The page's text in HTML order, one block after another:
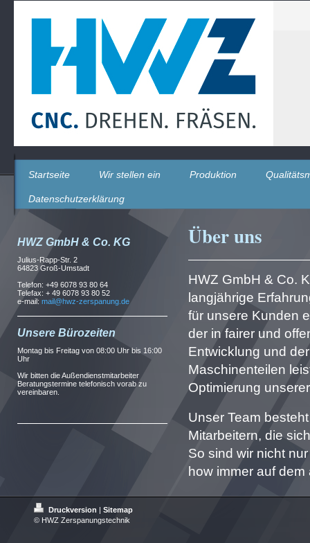
Startseite Wir stellen ein Produktion
Datenschutzerklärung
Über uns
HWZ GmbH & Co.
langjährige
für unsere Kunden
der in fairer und
Entwicklung und
Maschinenteilen
Optimierung
Unser Team
Mitarbeitern, die
So sind wir nicht
how immer auf
HWZ GmbH & Co. KG
Julius-Rapp-Str. 2
64823 Groß-Umstadt
Telefon: +49 6078 93 80 64
Telefax: + 49 6078 93 80 52
e-mail: mail@hwz-zerspanung.de
Unsere Bürozeiten
Montag bis Freitag von 08:00 Uhr bis 16:00
Uhr
Wir bitten die Außendienstmitarbeiter
Beratungstermine telefonisch vorab zu
vereinbaren.
Druckversion | Sitemap
© HWZ Zerspanungstechnik